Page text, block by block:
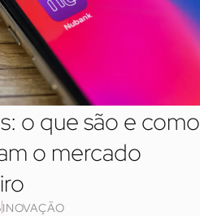
o que são e como
o mercado
INOVAÇÃO